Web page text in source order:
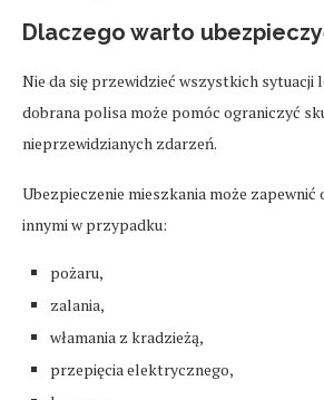
Dlaczego warto
Nie da się przewidzieć wszystkich sytuacji
dobrana polisa może pomóc ograniczyć
nieprzewidzianych zdarzeń.
Ubezpieczenie mieszkania może zapewnić
innymi w przypadku:
pożaru,
zalania,
włamania z kradzieżą,
przepięcia elektrycznego,